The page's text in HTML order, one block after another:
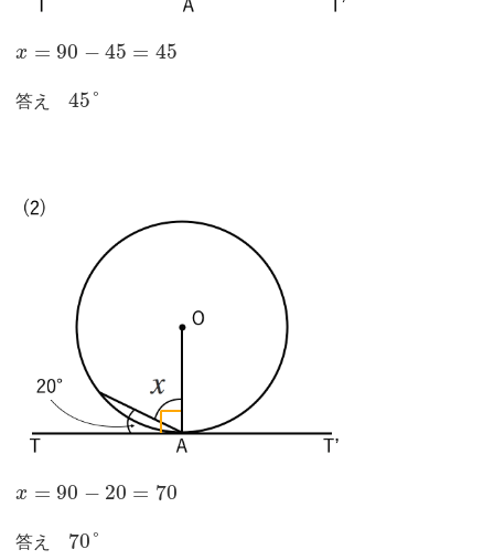
x = 90 − 45 = 45
答え45°
x = 90 − 20 = 70
答え 70°